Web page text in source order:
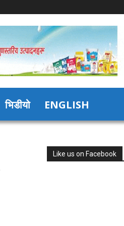
भिडीयो ENGLISH
Like us on Facebook